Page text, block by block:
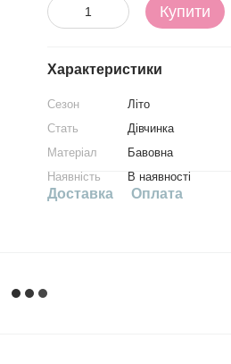
Купити
Характеристики
Сезон
Літо
Стать
Дівчинка
Матеріал
Бавовна
Наявність
В наявності
Доставка Оплата